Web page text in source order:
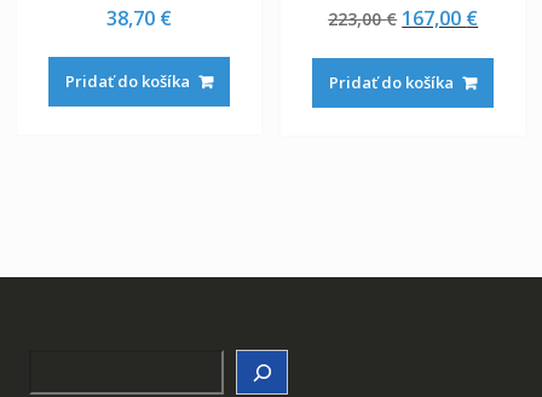
38,70 €
Pridať do košíka
223,00€ Pôvodná
bola:
223,00 €.
167,00 €
Pridať do košíka